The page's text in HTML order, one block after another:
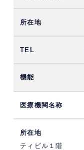
ティビル１階